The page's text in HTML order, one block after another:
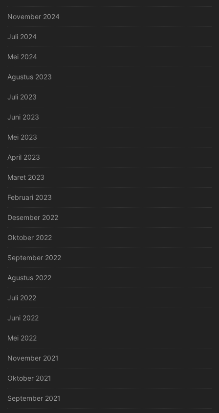
November 2024
Juli 2024
Mei 2024
Agustus 2023
Juli 2023
Juni 2023
Mei 2023
April 2023
Maret 2023
Februari 2023
Desember 2022
Oktober 2022
September 2022
Agustus 2022
Juli 2022
Juni 2022
Mei 2022
November 2021
Oktober 2021
September 2021